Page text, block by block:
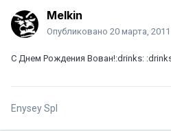
Melkin
Опубликовано 20 марта, 2011
С Днем Рождения Вован!:drinks:
Enysey Spl